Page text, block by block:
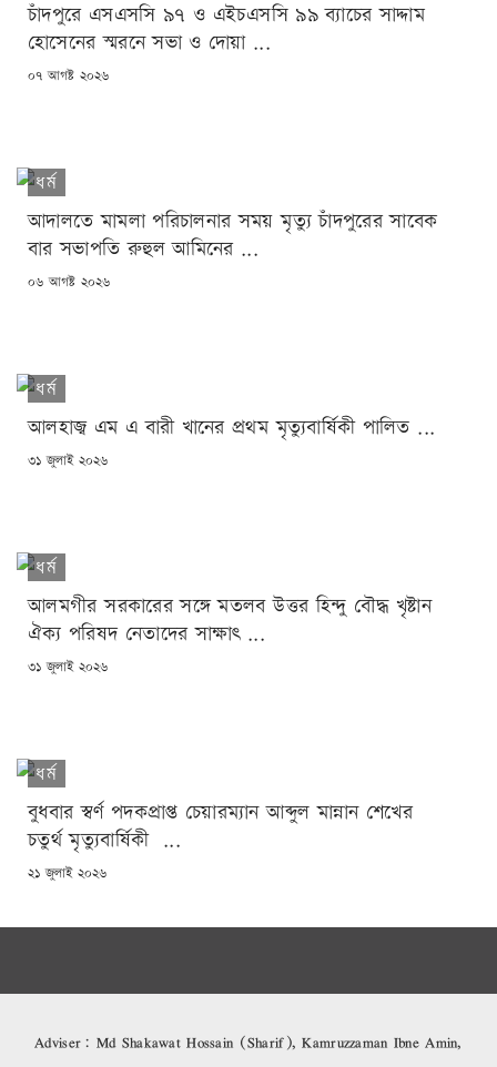
চাঁদপুরে এসএসসি ৯৭ ও এইচএসসি ৯৯ ব্যাচের সাদ্দাম
হোসেনের স্মরনে সভা ও দোয়া ...
POSTED
০৭ আগষ্ট ২০২৬
ধর্ম
আদালতে মামলা পরিচালনার সময় মৃত্যু চাঁদপুরের সাবেক
বার সভাপতি রুহুল আমিনের ...
POSTED
০৬ আগষ্ট ২০২৬
ধর্ম
আলহাজ্ব এম এ বারী খানের প্রথম মৃত্যুবার্ষিকী পালিত ...
POSTED
৩১ জুলাই ২০২৬
ধর্ম
আলমগীর সরকারের সঙ্গে মতলব উত্তর হিন্দু বৌদ্ধ খৃষ্টান
ঐক্য পরিষদ নেতাদের সাক্ষাৎ ...
POSTED
৩১ জুলাই ২০২৬
ধর্ম
বুধবার স্বর্ণ পদকপ্রাপ্ত চেয়ারম্যান আব্দুল মান্নান শেখের
চতুর্থ মৃত্যুবার্ষিকী ...
POSTED
২১ জুলাই ২০২৬
Adviser: Md Shakawat Hossain (Sharif), Kamruzzaman Ibne Amin,